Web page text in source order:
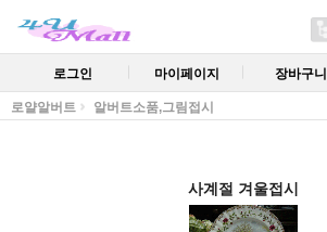
로그인 마이페이지 장바구니
로얄알버트 알버트소품,그림접시
사계절 겨울접시